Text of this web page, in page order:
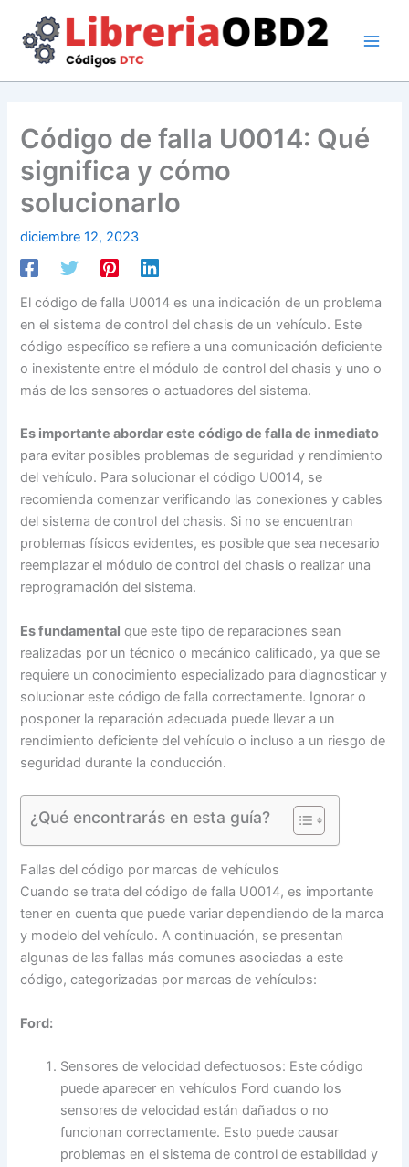
contenido
Código de falla U0014: Qué
significa y cómo
solucionarlo
diciembre 12, 2023
El código de falla U0014 es una indicación de un problema
en el sistema de control del chasis de un vehículo. Este
código específico se refiere a una comunicación deficiente
o inexistente entre el módulo de control del chasis y uno o
más de los sensores o actuadores del sistema.
Es importante abordar este código de falla de inmediato
para evitar posibles problemas de seguridad y rendimiento
del vehículo. Para solucionar el código U0014, se
recomienda comenzar verificando las conexiones y cables
del sistema de control del chasis. Si no se encuentran
problemas físicos evidentes, es posible que sea necesario
reemplazar el módulo de control del chasis o realizar una
reprogramación del sistema.
Es fundamental que este tipo de reparaciones sean
realizadas por un técnico o mecánico calificado, ya que se
requiere un conocimiento especializado para diagnosticar y
solucionar este código de falla correctamente. Ignorar o
posponer la reparación adecuada puede llevar a un
rendimiento deficiente del vehículo o incluso a un riesgo de
seguridad durante la conducción.
¿Qué encontrarás en esta guía?
Fallas del código por marcas de vehículos
Cuando se trata del código de falla U0014, es importante
tener en cuenta que puede variar dependiendo de la marca
y modelo del vehículo. A continuación, se presentan
algunas de las fallas más comunes asociadas a este
código, categorizadas por marcas de vehículos:
Ford:
Sensores de velocidad defectuosos: Este código
puede aparecer en vehículos Ford cuando los
sensores de velocidad están dañados o no
funcionan correctamente. Esto puede causar
problemas en el sistema de control de estabilidad y